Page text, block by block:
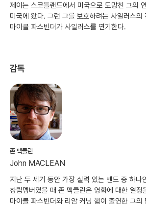
제이는 스코틀랜드에서 미국으로 도망친 그의
미국에 왔다. 그런 그를 보호하려는 사일러스의
마이클 파스빈더가 사일러스를 연기한다.
감독
존 맥클린
John MACLEAN
지난 두 세기 동안 가장 실력 있는 밴드 중 하나
창립멤버였을 때 존 맥클린은 영화에 대한 열정
마이클 파스빈더와 리암 커닝 햄이 출연한 그의